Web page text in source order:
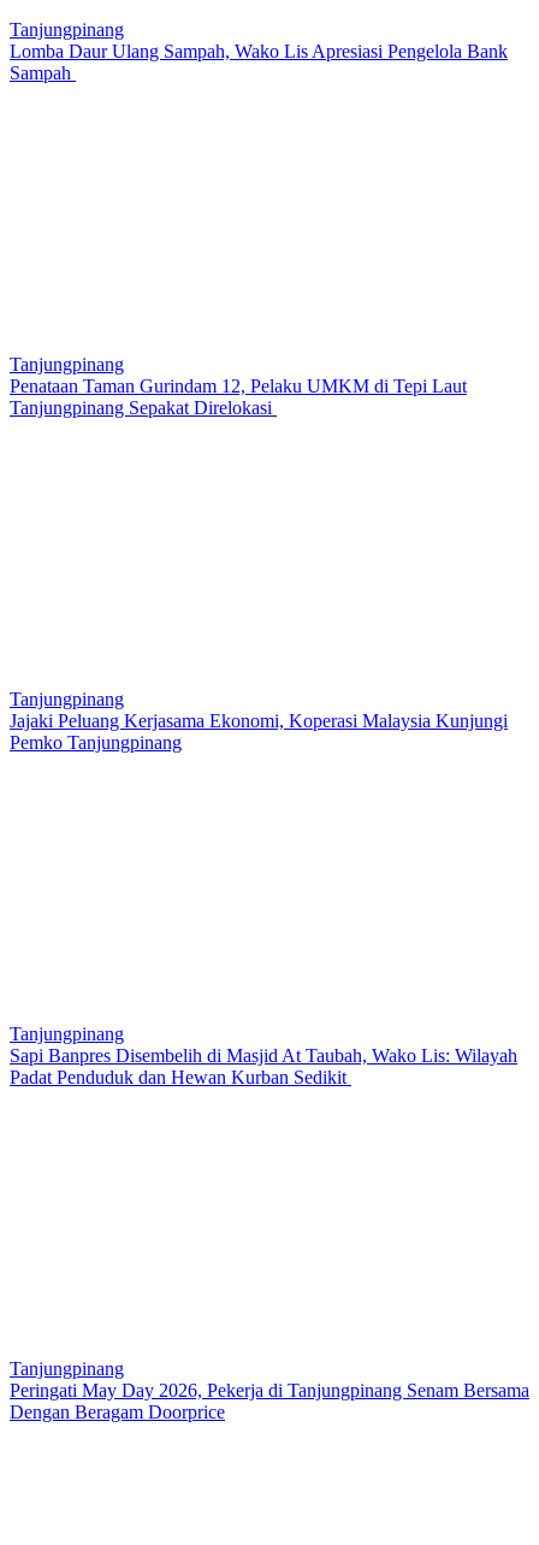
Tanjungpinang
Lomba Daur Ulang Sampah, Wako Lis Apresiasi Pengelola Bank
Sampah
Tanjungpinang
Penataan Taman Gurindam 12, Pelaku UMKM di Tepi Laut
Tanjungpinang Sepakat Direlokasi
Tanjungpinang
Jajaki Peluang Kerjasama Ekonomi, Koperasi Malaysia Kunjungi
Pemko Tanjungpinang
Tanjungpinang
Sapi Banpres Disembelih di Masjid At Taubah, Wako Lis: Wilayah
Padat Penduduk dan Hewan Kurban Sedikit
Tanjungpinang
Peringati May Day 2026, Pekerja di Tanjungpinang Senam Bersama
Dengan Beragam Doorprice